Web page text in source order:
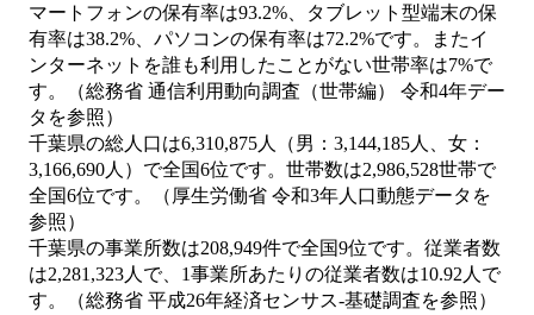
マートフォンの保有率は93.2%、タブレット型端末の保
有率は38.2%、パソコンの保有率は72.2%です。またイ
ンターネットを誰も利用したことがない世帯率は7%で
す。（総務省 通信利用動向調査（世帯編） 令和4年デー
タを参照）
千葉県の総人口は6,310,875人（男：3,144,185人、女：
3,166,690人）で全国6位です。世帯数は2,986,528世帯で
全国6位です。（厚生労働省 令和3年人口動態データを
参照）
千葉県の事業所数は208,949件で全国9位です。従業者数
は2,281,323人で、1事業所あたりの従業者数は10.92人で
す。（総務省 平成26年経済センサス‐基礎調査を参照）